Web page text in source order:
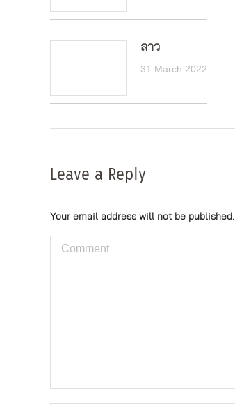
ลาว
31 March 2022
Leave a Reply
Your email address will not be published.
Comment